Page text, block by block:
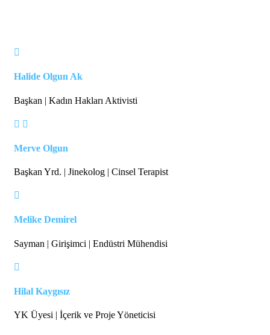
Halide Olgun Ak
Başkan | Kadın Hakları Aktivisti
Merve Olgun
Başkan Yrd. | Jinekolog | Cinsel Terapist
Melike Demirel
Sayman | Girişimci | Endüstri Mühendisi
Hilal Kaygısız
YK Üyesi | İçerik ve Proje Yöneticisi